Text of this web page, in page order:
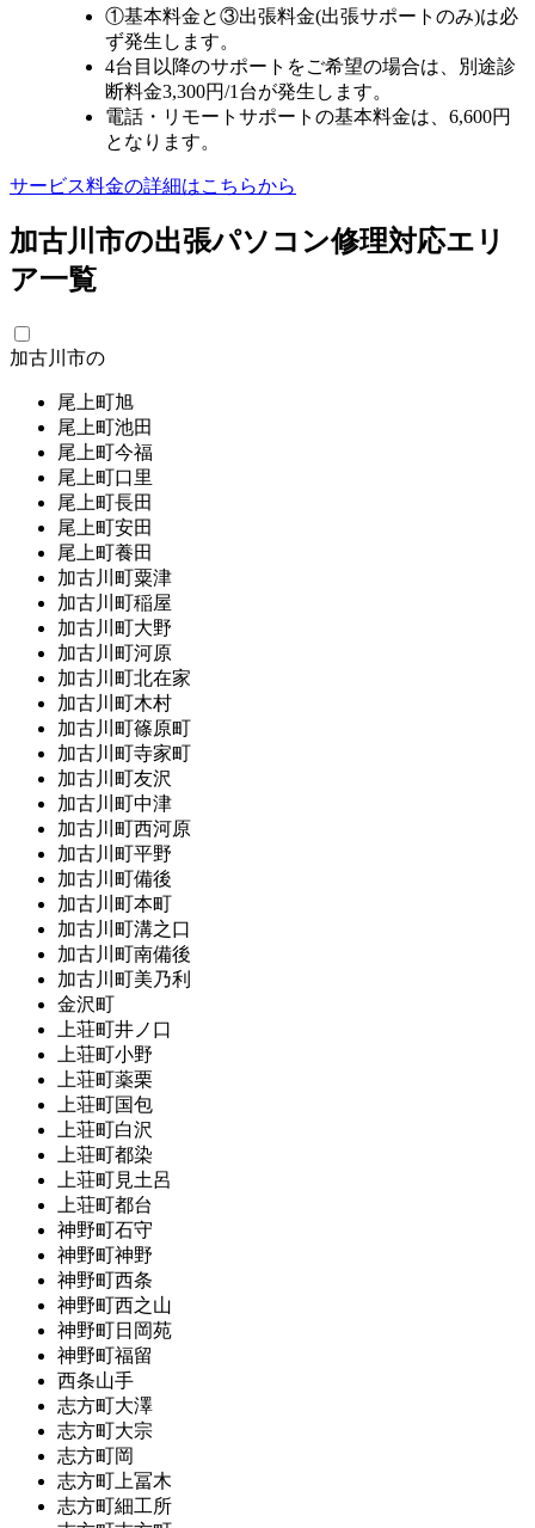
①基本料金と③出張料金(出張サポートのみ)は必
ず発生します。
4台目以降のサポートをご希望の場合は、別途診
断料金3,300円/1台が発生します。
電話・リモートサポートの基本料金は、6,600円
となります。
サービス料金の詳細はこちらから
加古川市の出張パソコン修理対応エリ
ア一覧
加古川市の
尾上町旭
尾上町池田
尾上町今福
尾上町口里
尾上町長田
尾上町安田
尾上町養田
加古川町粟津
加古川町稲屋
加古川町大野
加古川町河原
加古川町北在家
加古川町木村
加古川町篠原町
加古川町寺家町
加古川町友沢
加古川町中津
加古川町西河原
加古川町平野
加古川町備後
加古川町本町
加古川町溝之口
加古川町南備後
加古川町美乃利
金沢町
上荘町井ノ口
上荘町小野
上荘町薬栗
上荘町国包
上荘町白沢
上荘町都染
上荘町見土呂
上荘町都台
神野町石守
神野町神野
神野町西条
神野町西之山
神野町日岡苑
神野町福留
西条山手
志方町大澤
志方町大宗
志方町岡
志方町上冨木
志方町細工所